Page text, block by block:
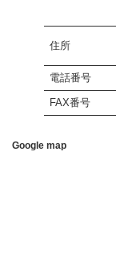
住所
電話番号
FAX番号
Google map